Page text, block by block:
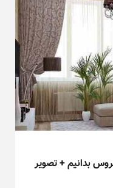
بدانیم + تصویر